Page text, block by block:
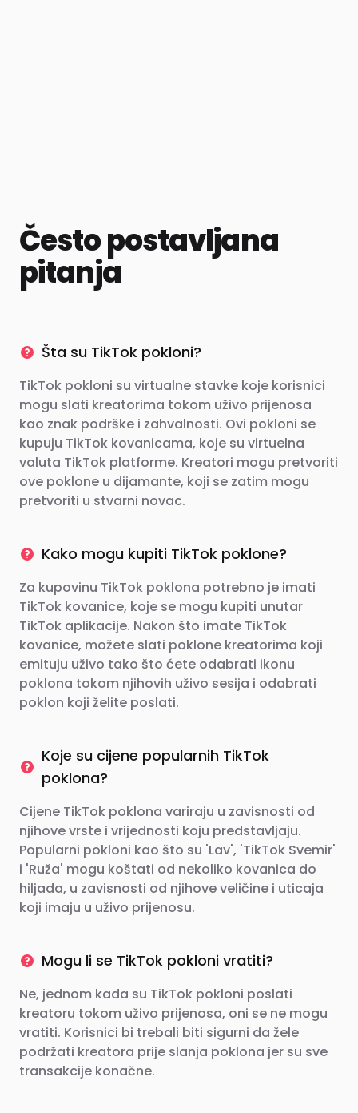
Često postavljana
pitanja
Šta su TikTok pokloni?
TikTok pokloni su virtualne stavke koje korisnici
mogu slati kreatorima tokom uživo prijenosa
kao znak podrške i zahvalnosti. Ovi pokloni se
kupuju TikTok kovanicama, koje su virtuelna
valuta TikTok platforme. Kreatori mogu pretvoriti
ove poklone u dijamante, koji se zatim mogu
pretvoriti u stvarni novac.
Kako mogu kupiti TikTok poklone?
Za kupovinu TikTok poklona potrebno je imati
TikTok kovanice, koje se mogu kupiti unutar
TikTok aplikacije. Nakon što imate TikTok
kovanice, možete slati poklone kreatorima koji
emituju uživo tako što ćete odabrati ikonu
poklona tokom njihovih uživo sesija i odabrati
poklon koji želite poslati.
Koje su cijene popularnih TikTok
poklona?
Cijene TikTok poklona variraju u zavisnosti od
njihove vrste i vrijednosti koju predstavljaju.
Popularni pokloni kao što su 'Lav', 'TikTok Svemir'
i 'Ruža' mogu koštati od nekoliko kovanica do
hiljada, u zavisnosti od njihove veličine i uticaja
koji imaju u uživo prijenosu.
Mogu li se TikTok pokloni vratiti?
Ne, jednom kada su TikTok pokloni poslati
kreatoru tokom uživo prijenosa, oni se ne mogu
vratiti. Korisnici bi trebali biti sigurni da žele
podržati kreatora prije slanja poklona jer su sve
transakcije konačne.